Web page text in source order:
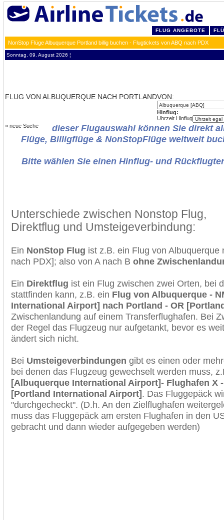
FLUG ANGEBOTE
NonStop Flüge Albuquerque Portland billig buchen - Flugtickets von ABQ nach PDX
Sonntag, 09. August 2026 ¦
FLUG VON ALBUQUERQUE NACH PORTLANDVON:
Hinflug:
Uhrzeit Hinflug
» neue Suche
dieser Flugauswahl können Sie direkt
Flüge, Billigflüge & NonStopFlüge weltweit
Bitte wählen Sie einen Hinflug- und
Unterschiede zwischen Nonstop Flug,
Direktflug und Umsteigeverbindung:
Ein NonStop Flug ist z.B. ein Flug von Albuquerque
nach PDX]; also von A nach B ohne
Ein Direktflug ist ein Flug zwischen zwei Orten, bei
stattfinden kann, z.B. ein Flug von Albuquerque -
International Airport] nach Portland - OR
Zwischenlandung auf einem Transferflughafen. Bei
der Regel das Flugzeug nur aufgetankt, bevor es
ändert sich nicht.
Bei Umsteigeverbindungen gibt es einen oder
bei denen das Flugzeug gewechselt werden muss,
[Albuquerque International Airport]- Flughafen X
[Portland International Airport]. Das Fluggepäck
"durchgecheckt". (D.h. An den Zielflughafen
muss das Fluggepäck am ersten Flughafen in den
gebracht und dann wieder aufgegeben werden)